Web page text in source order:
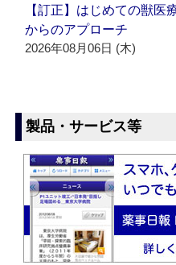
【訂正】はじめての獣
からのアプローチ
2026年08月06日 (木)
製品・サービス等